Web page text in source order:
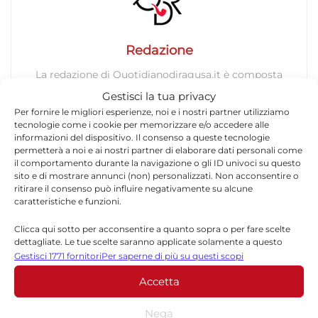
Gestisci la tua privacy
Per fornire le migliori esperienze, noi e i nostri partner utilizziamo
tecnologie come i cookie per memorizzare e/o accedere alle
informazioni del dispositivo. Il consenso a queste tecnologie
permetterà a noi e ai nostri partner di elaborare dati personali come
il comportamento durante la navigazione o gli ID univoci su questo
sito e di mostrare annunci (non) personalizzati. Non acconsentire o
ritirare il consenso può influire negativamente su alcune
caratteristiche e funzioni.
Clicca qui sotto per acconsentire a quanto sopra o per fare scelte
dettagliate. Le tue scelte saranno applicate solamente a questo
sito. È possibile modificare le impostazioni in qualsiasi momento,
compreso il ritiro del consenso, utilizzando i pulsanti della Cookie
Policy o cliccando sul pulsante di gestione del consenso nella parte
inferiore dello schermo.
Gestisci 1771 fornitoriPer saperne di più su questi scopi
Accetta
Nega
Redazione
La redazione di Quotidianodiragusa.it è composta
da giornalisti, collaboratori e professionisti
dell’informazione che ogni giorno lavorano per
offrire notizie, approfondimenti e contenuti
accurati dedicati alla Sicilia, all’attualità, alla
politica, alla cronaca, alla cultura e allo sport. Un
team dinamico e indipendente che garantisce
qualità, tempestività e affidabilità.
Lascia un commento